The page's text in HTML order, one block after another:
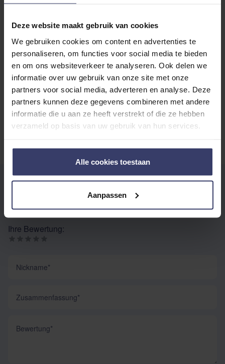
Deze website maakt gebruik van cookies
We gebruiken cookies om content en advertenties te
personaliseren, om functies voor social media te bieden
en om ons websiteverkeer te analyseren. Ook delen we
informatie over uw gebruik van onze site met onze
partners voor social media, adverteren en analyse. Deze
partners kunnen deze gegevens combineren met andere
informatie die u aan ze heeft verstrekt of die ze hebben
verzameld op basis van uw gebruik van hun services.
Alle cookies toestaan
Aanpassen
Top customer reviews
No reviews
EIGENE BEWERTUNG SCHREIBEN
Veredus Shampoo Sheen
Ihre Bewertung: